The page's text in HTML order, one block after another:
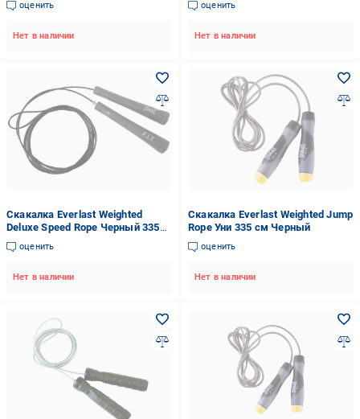
оценить
Нет в наличии
оценить
Нет в наличии
Скакалка Everlast Weighted
Deluxe Speed Rope Черный 335
см (1894757771)
оценить
Нет в наличии
Скакалка Everlast Weighted Jump
Rope Уни 335 см Черный
оценить
Нет в наличии